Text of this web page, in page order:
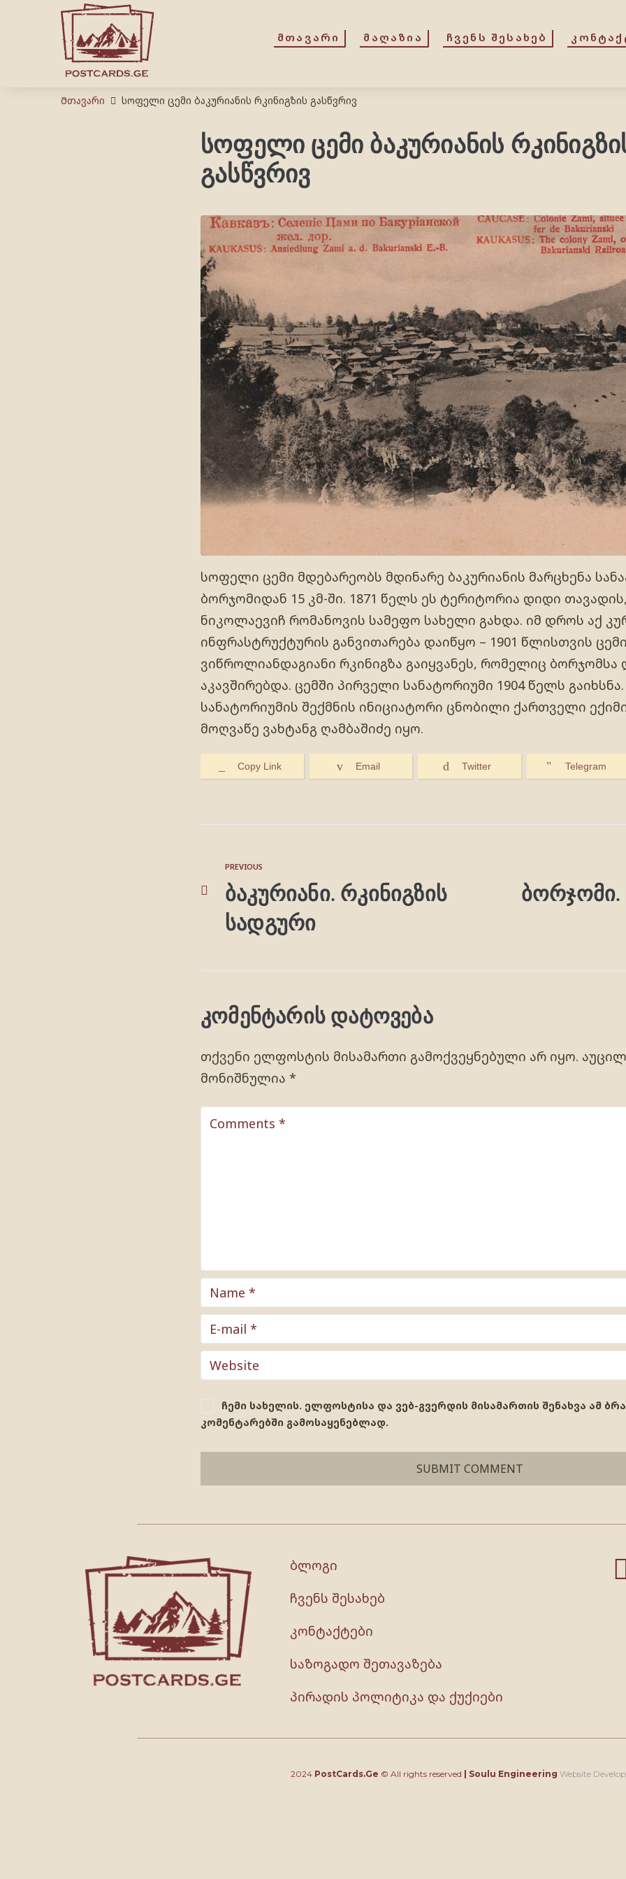
ᲛᲗᲐᲕᲐᲠᲘ ᲛᲐᲦᲐᲖᲘᲐ ᲩᲕᲔᲜᲡ ᲨᲔᲡᲐᲮᲔᲑ
Მთავარი სოფელი ცემი ბაკურიანის რკინიგზის გასწვრივ
სოფელი ცემი ბაკურიანის
გასწვრივ
სოფელი ცემი მდებარეობს მდინარე ბაკურიანის მარცხენა
ბორჯომიდან 15 კმ-ში. 1871 წელს ეს ტერიტორია დიდი
ნიკოლაევიჩ რომანოვის სამეფო სახელი გახდა. იმ დროს აქ
ინფრასტრუქტურის განვითარება დაიწყო – 1901 წლისთვის
ვიწროლიანდაგიანი რკინიგზა გაიყვანეს, რომელიც ბორჯომსა
აკავშირებდა. ცემში პირველი სანატორიუმი 1904 წელს გაიხსნა.
სანატორიუმის შექმნის ინიციატორი ცნობილი ქართველი
მოღვაწე ვახტანგ ღამბაშიძე იყო.
Copy Link Email Twitter Telegram
PREVIOUS
ბაკურიანი. რკინიგზის
სადგური
ბორჯომი.
კომენტარის დატოვება
თქვენი ელფოსტის მისამართი გამოქვეყნებული არ იყო.
მონიშნულია *
ჩემი სახელის. ელფოსტისა და ვებ-გვერდის მისამართის შენახვა ამ
კომენტარებში გამოსაყენებლად.
ბლოგი
ჩვენს შესახებ
კონტაქტები
საზოგადო შეთავაზება
პირადის პოლიტიკა და ქუქიები
2024 PostCards.Ge © All rights reserved Soulu Engineering Website